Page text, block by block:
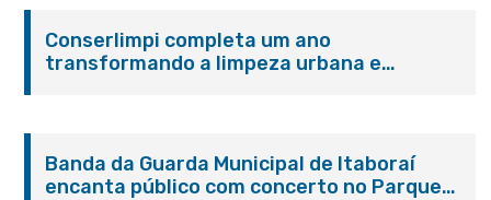
Conserlimpi completa um ano
transformando a limpeza urbana e
Banda da Guarda Municipal de Itaboraí
encanta público com concerto no Parque